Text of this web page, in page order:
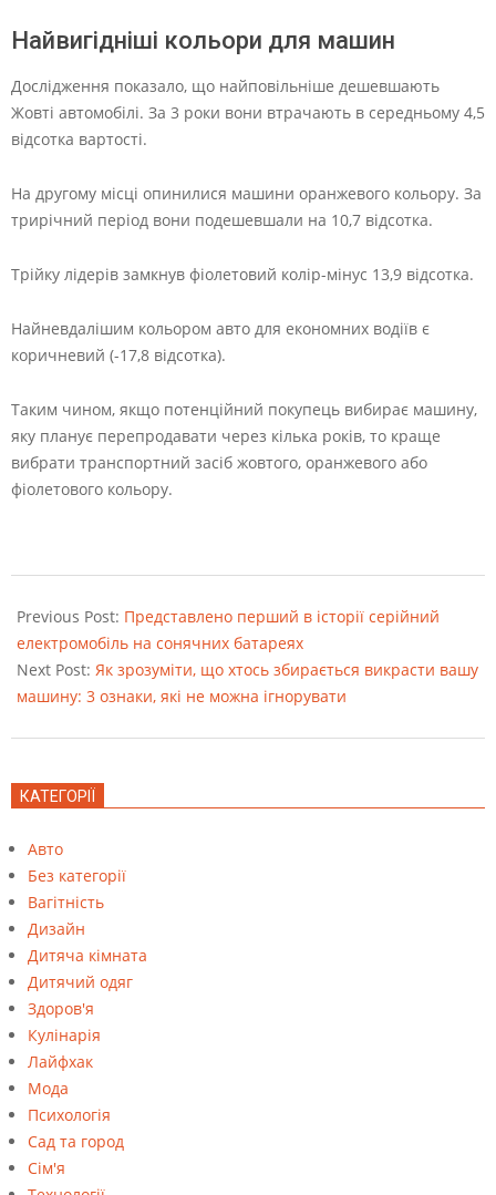
Найвигідніші кольори для машин
Дослідження показало, що найповільніше дешевшають
Жовті автомобілі. За 3 роки вони втрачають в середньому 4,5
відсотка вартості.
На другому місці опинилися машини оранжевого кольору. За
трирічний період вони подешевшали на 10,7 відсотка.
Трійку лідерів замкнув фіолетовий колір-мінус 13,9 відсотка.
Найневдалішим кольором авто для економних водіїв є
коричневий (-17,8 відсотка).
Таким чином, якщо потенційний покупець вибирає машину,
яку планує перепродавати через кілька років, то краще
вибрати транспортний засіб жовтого, оранжевого або
фіолетового кольору.
08-
23
Previous Post: Представлено перший в історії серійний
електромобіль на сонячних батареях
Next Post: Як зрозуміти, що хтось збирається викрасти вашу
машину: 3 ознаки, які не можна ігнорувати
КАТЕГОРІЇ
Авто
Без категорії
Вагітність
Дизайн
Дитяча кімната
Дитячий одяг
Здоров'я
Кулінарія
Лайфхак
Мода
Психологія
Сад та город
Сім'я